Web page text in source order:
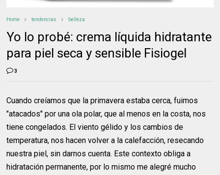
Home tendencias belleza
Yo lo probé: crema líquida hidratante
para piel seca y sensible Fisiogel
3
Cuando creíamos que la primavera estaba cerca, fuimos
"atacados" por una ola polar, que al menos en la costa, nos
tiene congelados. El viento gélido y los cambios de
temperatura, nos hacen volver a la calefacción, resecando
nuestra piel, sin darnos cuenta. Este contexto obliga a
hidratación permanente, por lo mismo me alegré mucho